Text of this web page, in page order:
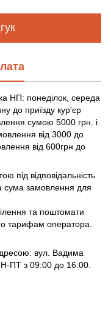
НП: понеділок, середа
до приїзду кур'єр
сумою 5000 грн. і
від 3000 до
від 600грн до
під відповідальність
сума замовлення для
та поштомати
тарифам оператора.
вул. Вадима
ПТ з 09:00 до 16:00.